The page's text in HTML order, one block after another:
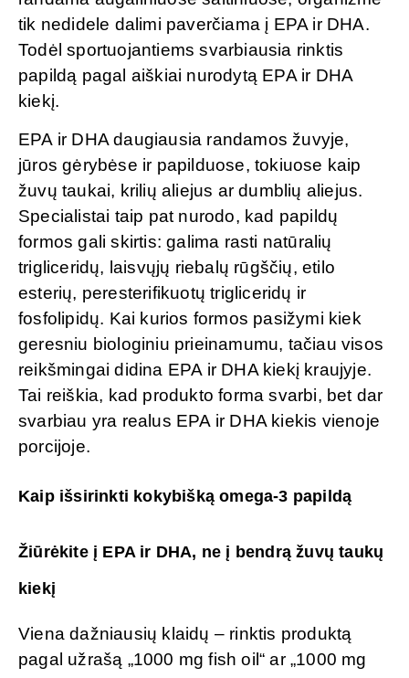
tik nedidele dalimi paverčiama į EPA ir DHA.
Todėl sportuojantiems svarbiausia rinktis
papildą pagal aiškiai nurodytą EPA ir DHA
kiekį.
EPA ir DHA daugiausia randamos žuvyje,
jūros gėrybėse ir papilduose, tokiuose kaip
žuvų taukai, krilių aliejus ar dumblių aliejus.
Specialistai taip pat nurodo, kad papildų
formos gali skirtis: galima rasti natūralių
trigliceridų, laisvųjų riebalų rūgščių, etilo
esterių, peresterifikuotų trigliceridų ir
fosfolipidų. Kai kurios formos pasižymi kiek
geresniu biologiniu prieinamumu, tačiau visos
reikšmingai didina EPA ir DHA kiekį kraujyje.
Tai reiškia, kad produkto forma svarbi, bet dar
svarbiau yra realus EPA ir DHA kiekis vienoje
porcijoje.
Kaip išsirinkti kokybišką omega-3 papildą
Žiūrėkite į EPA ir DHA, ne į bendrą žuvų taukų
kiekį
Viena dažniausių klaidų – rinktis produktą
pagal užrašą „1000 mg fish oil“ ar „1000 mg